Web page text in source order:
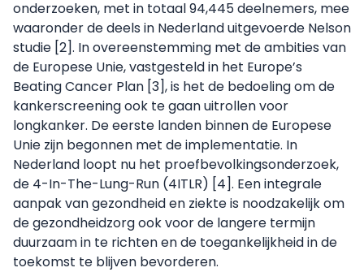
onderzoeken, met in totaal 94,445 deelnemers, mee
waaronder de deels in Nederland uitgevoerde Nelson
studie [2]. In overeenstemming met de ambities van
de Europese Unie, vastgesteld in het Europe’s
Beating Cancer Plan [3], is het de bedoeling om de
kankerscreening ook te gaan uitrollen voor
longkanker. De eerste landen binnen de Europese
Unie zijn begonnen met de implementatie. In
Nederland loopt nu het proefbevolkingsonderzoek,
de 4-In-The-Lung-Run (4ITLR) [4]. Een integrale
aanpak van gezondheid en ziekte is noodzakelijk om
de gezondheidzorg ook voor de langere termijn
duurzaam in te richten en de toegankelijkheid in de
toekomst te blijven bevorderen.